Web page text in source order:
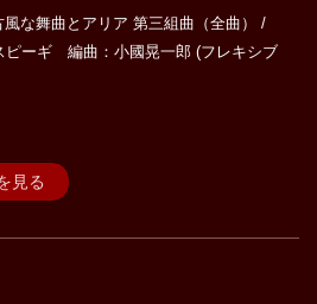
な舞曲とアリア 第三組曲（全曲） /
ピーギ 編曲：小國晃一郎 (フレキシブ
見る